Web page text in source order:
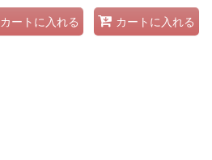
カートに入れる カートに入れる